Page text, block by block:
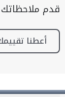
قدم
أعطنا